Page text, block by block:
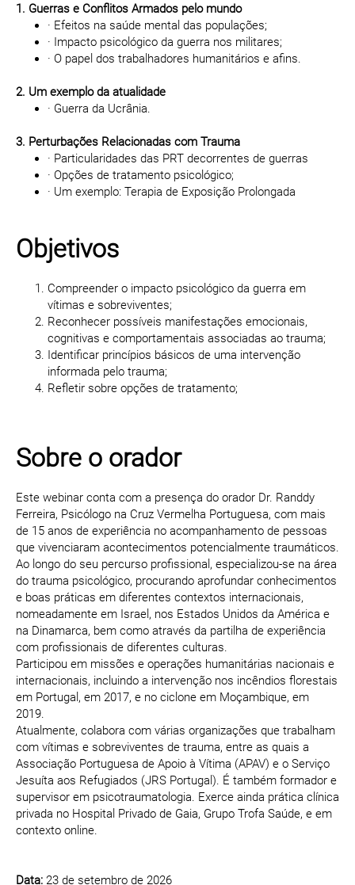
1. Guerras e Conflitos Armados pelo mundo
· Efeitos na saúde mental das populações;
· Impacto psicológico da guerra nos militares;
· O papel dos trabalhadores humanitários e afins.
2. Um exemplo da atualidade
· Guerra da Ucrânia.
3. Perturbações Relacionadas com Trauma
· Particularidades das PRT decorrentes de guerras
· Opções de tratamento psicológico;
· Um exemplo: Terapia de Exposição Prolongada
Objetivos
Compreender o impacto psicológico da guerra em
vítimas e sobreviventes;
Reconhecer possíveis manifestações emocionais,
cognitivas e comportamentais associadas ao trauma;
Identificar princípios básicos de uma intervenção
informada pelo trauma;
Refletir sobre opções de tratamento;
Sobre o orador
Este webinar conta com a presença do orador Dr. Randdy
Ferreira, Psicólogo na Cruz Vermelha Portuguesa, com mais
de 15 anos de experiência no acompanhamento de pessoas
que vivenciaram acontecimentos potencialmente traumáticos.
Ao longo do seu percurso profissional, especializou-se na área
do trauma psicológico, procurando aprofundar conhecimentos
e boas práticas em diferentes contextos internacionais,
nomeadamente em Israel, nos Estados Unidos da América e
na Dinamarca, bem como através da partilha de experiência
com profissionais de diferentes culturas.
Participou em missões e operações humanitárias nacionais e
internacionais, incluindo a intervenção nos incêndios florestais
em Portugal, em 2017, e no ciclone em Moçambique, em
2019.
Atualmente, colabora com várias organizações que trabalham
com vítimas e sobreviventes de trauma, entre as quais a
Associação Portuguesa de Apoio à Vítima (APAV) e o Serviço
Jesuíta aos Refugiados (JRS Portugal). É também formador e
supervisor em psicotraumatologia. Exerce ainda prática clínica
privada no Hospital Privado de Gaia, Grupo Trofa Saúde, e em
contexto online.
Data: 23 de setembro de 2026